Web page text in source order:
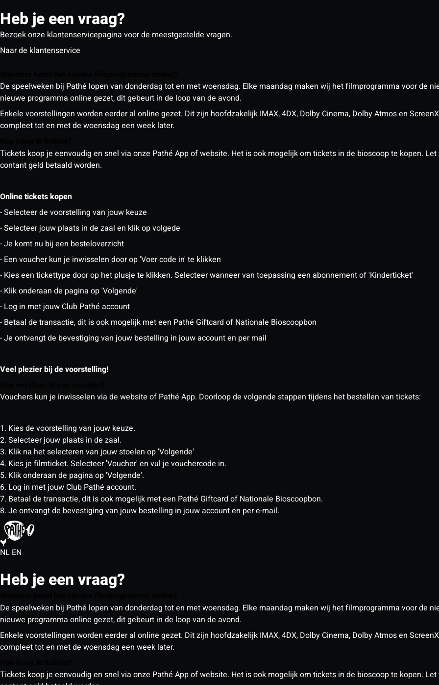
Heb je een vraag?
Bezoek onze klantenservicepagina voor de meestgestelde vragen.
Naar de klantenservice
De speelweken bij Pathé lopen van donderdag tot en met woensdag. Elke maandag maken wij het filmprogramma voor de
nieuwe programma online gezet, dit gebeurt in de loop van de avond.
Enkele voorstellingen worden eerder al online gezet. Dit zijn hoofdzakelijk IMAX, 4DX, Dolby Cinema, Dolby Atmos en
compleet tot en met de woensdag een week later.
Tickets koop je eenvoudig en snel via onze Pathé App of website. Het is ook mogelijk om tickets in de bioscoop te kopen.
contant geld betaald worden.
Online tickets kopen
- Selecteer de voorstelling van jouw keuze
- Selecteer jouw plaats in de zaal en klik op volgede
- Je komt nu bij een besteloverzicht
- Een voucher kun je inwisselen door op 'Voer code in' te klikken
- Kies een tickettype door op het plusje te klikken. Selecteer wanneer van toepassing een abonnement of 'Kinderticket'
- Klik onderaan de pagina op 'Volgende'
- Log in met jouw Club Pathé account
- Betaal de transactie, dit is ook mogelijk met een Pathé Giftcard of Nationale Bioscoopbon
- Je ontvangt de bevestiging van jouw bestelling in jouw account en per mail
Veel plezier bij de voorstelling!
Vouchers kun je inwisselen via de website of Pathé App. Doorloop de volgende stappen tijdens het bestellen van tickets:
1. Kies de voorstelling van jouw keuze.
2. Selecteer jouw plaats in de zaal.
3. Klik na het selecteren van jouw stoelen op 'Volgende'
4. Kies je filmticket. Selecteer 'Voucher' en vul je vouchercode in.
5. Klik onderaan de pagina op 'Volgende'.
6. Log in met jouw Club Pathé account.
7. Betaal de transactie, dit is ook mogelijk met een Pathé Giftcard of Nationale Bioscoopbon.
8. Je ontvangt de bevestiging van jouw bestelling in jouw account en per e-mail.
NL EN
Heb je een vraag?
De speelweken bij Pathé lopen van donderdag tot en met woensdag. Elke maandag maken wij het filmprogramma voor de
nieuwe programma online gezet, dit gebeurt in de loop van de avond.
Enkele voorstellingen worden eerder al online gezet. Dit zijn hoofdzakelijk IMAX, 4DX, Dolby Cinema, Dolby Atmos en
compleet tot en met de woensdag een week later.
Tickets koop je eenvoudig en snel via onze Pathé App of website. Het is ook mogelijk om tickets in de bioscoop te kopen.